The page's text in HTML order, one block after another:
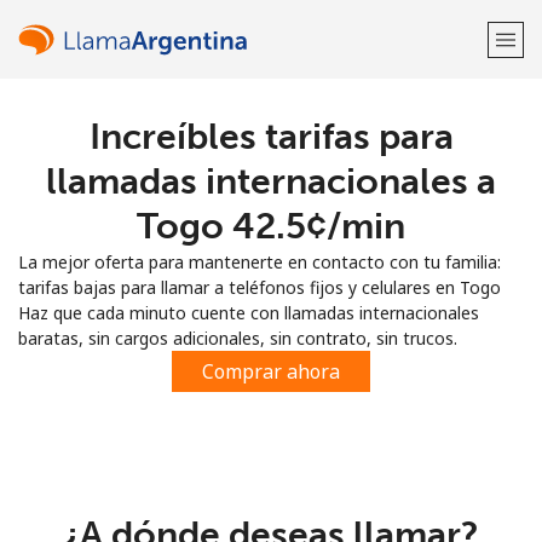
¡Bienvenido!
Regístrate con
Increíbles tarifas para
llamadas internacionales a
Togo ⁦42.5¢⁩/min
La mejor oferta para mantenerte en contacto con tu familia:
tarifas bajas para llamar a teléfonos fijos y celulares en Togo
Haz que cada minuto cuente con llamadas internacionales
baratas, sin cargos adicionales, sin contrato, sin trucos.
Comprar ahora